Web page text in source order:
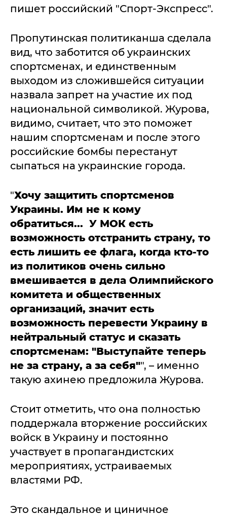
пишет российский "Спорт-Экспресс".
Пропутинская политиканша сделала
вид, что заботится об украинских
спортсменах, и единственным
выходом из сложившейся ситуации
назвала запрет на участие их под
национальной символикой. Журова,
видимо, считает, что это поможет
нашим спортсменам и после этого
российские бомбы перестанут
сыпаться на украинские города.
"Хочу защитить спортсменов
Украины. Им не к кому
обратиться... У МОК есть
возможность отстранить страну, то
есть лишить ее флага, когда кто-то
из политиков очень сильно
вмешивается в дела Олимпийского
комитета и общественных
организаций, значит есть
возможность перевести Украину в
нейтральный статус и сказать
спортсменам: "Выступайте теперь
не за страну, а за себя"", – именно
такую ахинею предложила Журова.
Стоит отметить, что она полностью
поддержала вторжение российских
войск в Украину и постоянно
участвует в пропагандистских
мероприятиях, устраиваемых
властями РФ.
Это скандальное и циничное